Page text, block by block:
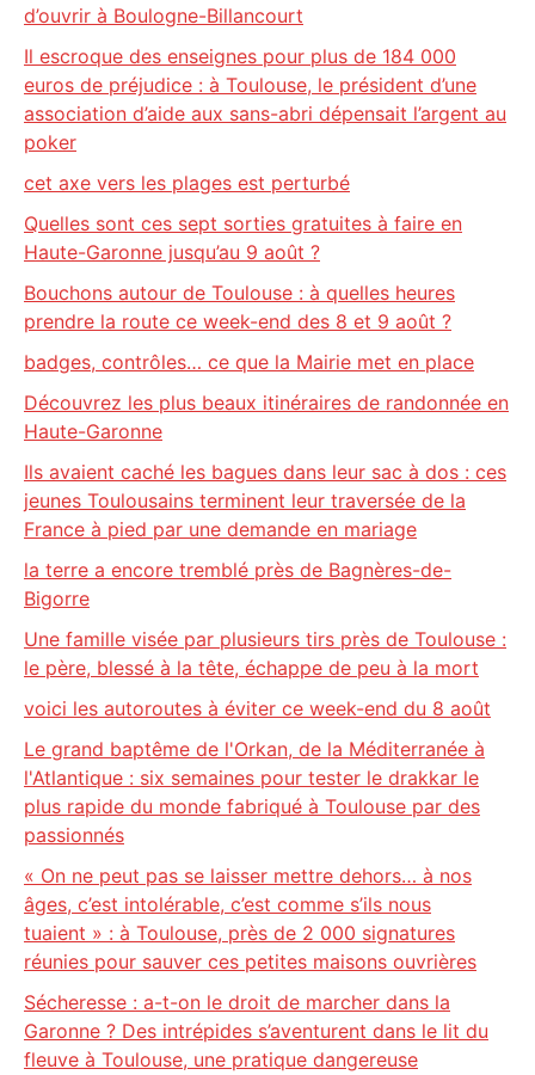
d’ouvrir à Boulogne-Billancourt
Il escroque des enseignes pour plus de 184 000
euros de préjudice : à Toulouse, le président d’une
association d’aide aux sans-abri dépensait l’argent au
poker
cet axe vers les plages est perturbé
Quelles sont ces sept sorties gratuites à faire en
Haute-Garonne jusqu’au 9 août ?
Bouchons autour de Toulouse : à quelles heures
prendre la route ce week-end des 8 et 9 août ?
badges, contrôles… ce que la Mairie met en place
Découvrez les plus beaux itinéraires de randonnée en
Haute-Garonne
Ils avaient caché les bagues dans leur sac à dos : ces
jeunes Toulousains terminent leur traversée de la
France à pied par une demande en mariage
la terre a encore tremblé près de Bagnères-de-
Bigorre
Une famille visée par plusieurs tirs près de Toulouse :
le père, blessé à la tête, échappe de peu à la mort
voici les autoroutes à éviter ce week-end du 8 août
Le grand baptême de l'Orkan, de la Méditerranée à
l'Atlantique : six semaines pour tester le drakkar le
plus rapide du monde fabriqué à Toulouse par des
passionnés
« On ne peut pas se laisser mettre dehors… à nos
âges, c’est intolérable, c’est comme s’ils nous
tuaient » : à Toulouse, près de 2 000 signatures
réunies pour sauver ces petites maisons ouvrières
Sécheresse : a-t-on le droit de marcher dans la
Garonne ? Des intrépides s’aventurent dans le lit du
fleuve à Toulouse, une pratique dangereuse